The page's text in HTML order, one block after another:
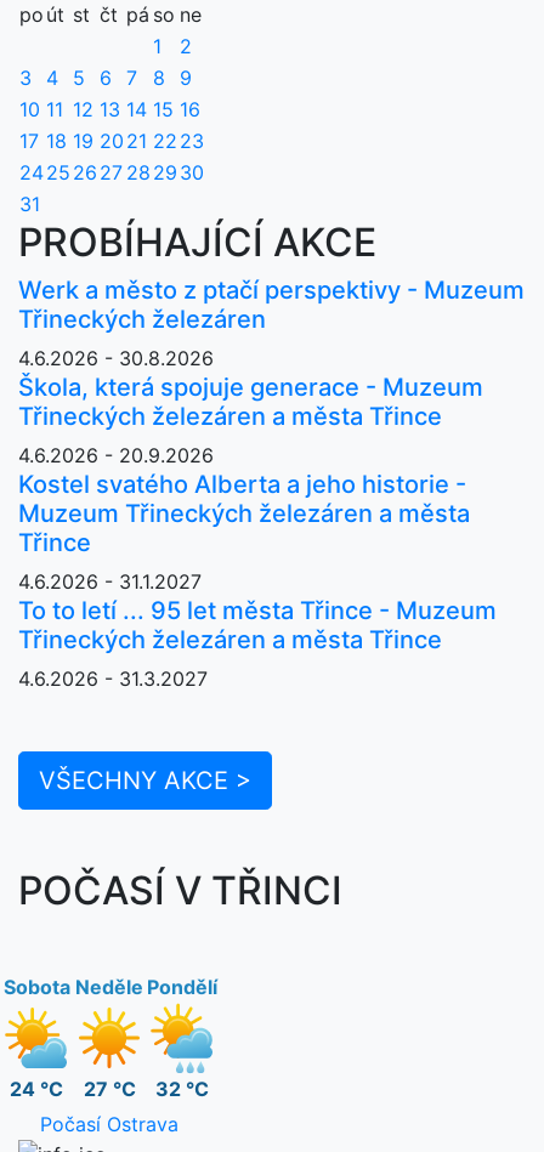
po út st čt pá so ne
1
2
3
4 5 6 7 8
9
10 11 12 13 14 15 16
17 18 19 20 21 22 23
2425 26 27 28 29 30
31
PROBÍHAJÍCÍ AKCE
Werk a město z ptačí perspektivy - Muzeum
Třineckých železáren
4.6.2026 - 30.8.2026
Škola, která spojuje generace - Muzeum
Třineckých železáren a města Třince
4.6.2026 - 20.9.2026
Kostel svatého Alberta a jeho historie -
Muzeum Třineckých železáren a města
Třince
4.6.2026 - 31.1.2027
To to letí ... 95 let města Třince - Muzeum
Třineckých železáren a města Třince
4.6.2026 - 31.3.2027
VŠECHNY AKCE >
POČASÍ V TŘINCI
Sobota
24 °C
Neděle
27 °C
Pondělí
32 °C
Počasí Ostrava